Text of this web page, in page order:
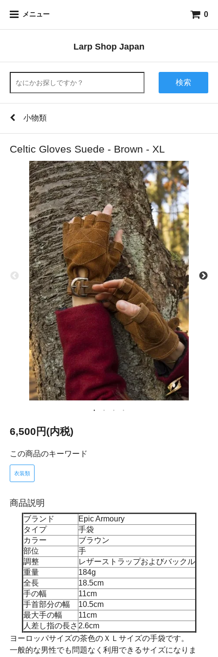
メニュー 0
Larp Shop Japan
検索
小物類
Celtic Gloves Suede - Brown - XL
6,500円(内税)
この商品のキーワード
衣装類
商品説明
ブランド
Epic Armoury
タイプ
手袋
カラー
ブラウン
部位
手
調整
レザーストラップおよびバックル
重量
184g
全長
18.5cm
手の幅
11cm
手首部分の幅
10.5cm
最大手の幅
11cm
人差し指の長さ 2.6cm
ヨーロッパサイズの茶色のＸＬサイズの手袋です。
一般的な男性でも問題なく利用できるサイズになりま